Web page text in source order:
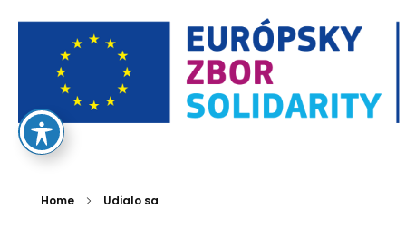
European Solidarity Corps
Home Udialo sa